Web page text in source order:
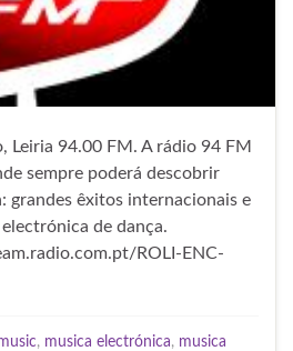
Leiria 94.00 FM. A rádio 94 FM
sempre poderá descobrir
grandes êxitos internacionais e
de dança.
ROLI-ENC-
, musica electrónica, musica